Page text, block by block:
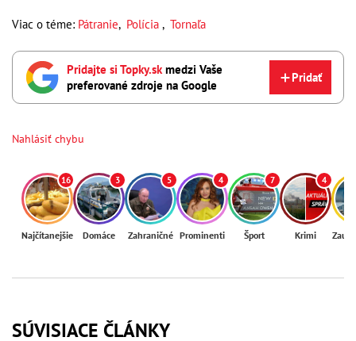
Viac o téme: Pátranie, Polícia , Tornaľa
Pridajte si Topky.sk medzi Vaše
preferované zdroje na Google
Pridať
Nahlásiť chybu
16
Najčítanejšie
3
Domáce
5
Zahraničné
4
Prominenti
7
Šport
4
Krimi
SÚVISIACE ČLÁNKY